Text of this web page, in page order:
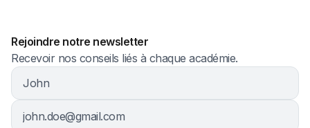
Rejoindre notre newsletter
Recevoir nos conseils liés à chaque académie.